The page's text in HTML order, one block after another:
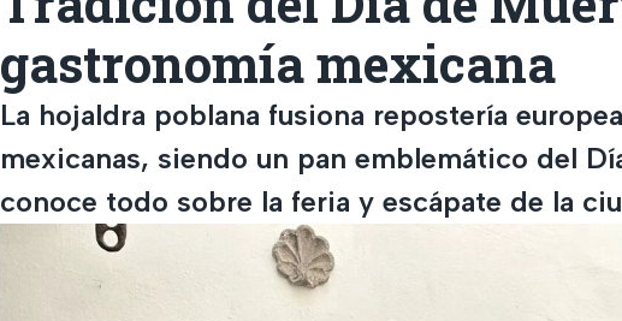
gastronomía mexicana
La hojaldra poblana fusiona repostería
mexicanas, siendo un pan emblemático del
conoce todo sobre la feria y escápate de la